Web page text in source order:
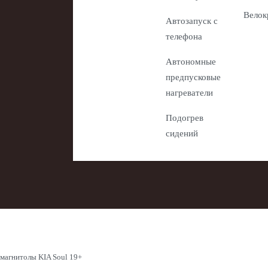
Автозапуск с
телефона
Автономные
предпусковые
нагреватели
Подогрев
сидений
KIA Soul 19+